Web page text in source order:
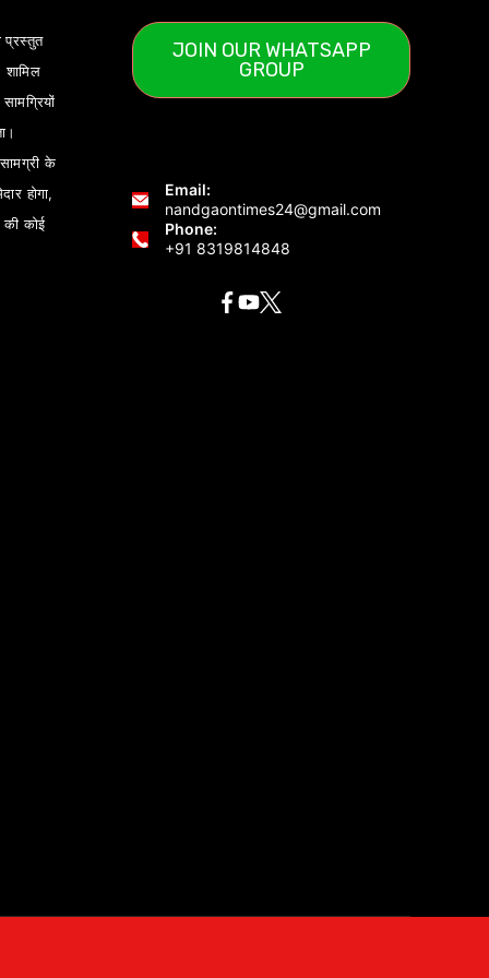
प्रस्तुत
शामिल
के
होगा,
कोई
JOIN OUR WHATSAPP
GROUP
Email:
nandgaontimes24@gmail.com
Phone:
+91 8319814848